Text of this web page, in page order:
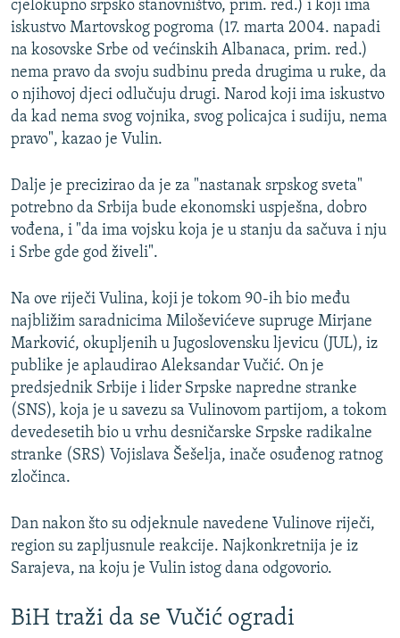
cjelokupno srpsko stanovništvo, prim. red.) i koji ima
iskustvo Martovskog pogroma (17. marta 2004. napadi
na kosovske Srbe od većinskih Albanaca, prim. red.)
nema pravo da svoju sudbinu preda drugima u ruke, da
o njihovoj djeci odlučuju drugi. Narod koji ima iskustvo
da kad nema svog vojnika, svog policajca i sudiju, nema
pravo", kazao je Vulin.
Dalje je precizirao da je za "nastanak srpskog sveta"
potrebno da Srbija bude ekonomski uspješna, dobro
vođena, i "da ima vojsku koja je u stanju da sačuva i nju
i Srbe gde god živeli".
Na ove riječi Vulina, koji je tokom 90-ih bio među
najbližim saradnicima Miloševićeve supruge Mirjane
Marković, okupljenih u Jugoslovensku ljevicu (JUL), iz
publike je aplaudirao Aleksandar Vučić. On je
predsjednik Srbije i lider Srpske napredne stranke
(SNS), koja je u savezu sa Vulinovom partijom, a tokom
devedesetih bio u vrhu desničarske Srpske radikalne
stranke (SRS) Vojislava Šešelja, inače osuđenog ratnog
zločinca.
Dan nakon što su odjeknule navedene Vulinove riječi,
region su zapljusnule reakcije. Najkonkretnija je iz
Sarajeva, na koju je Vulin istog dana odgovorio.
BiH traži da se Vučić ogradi